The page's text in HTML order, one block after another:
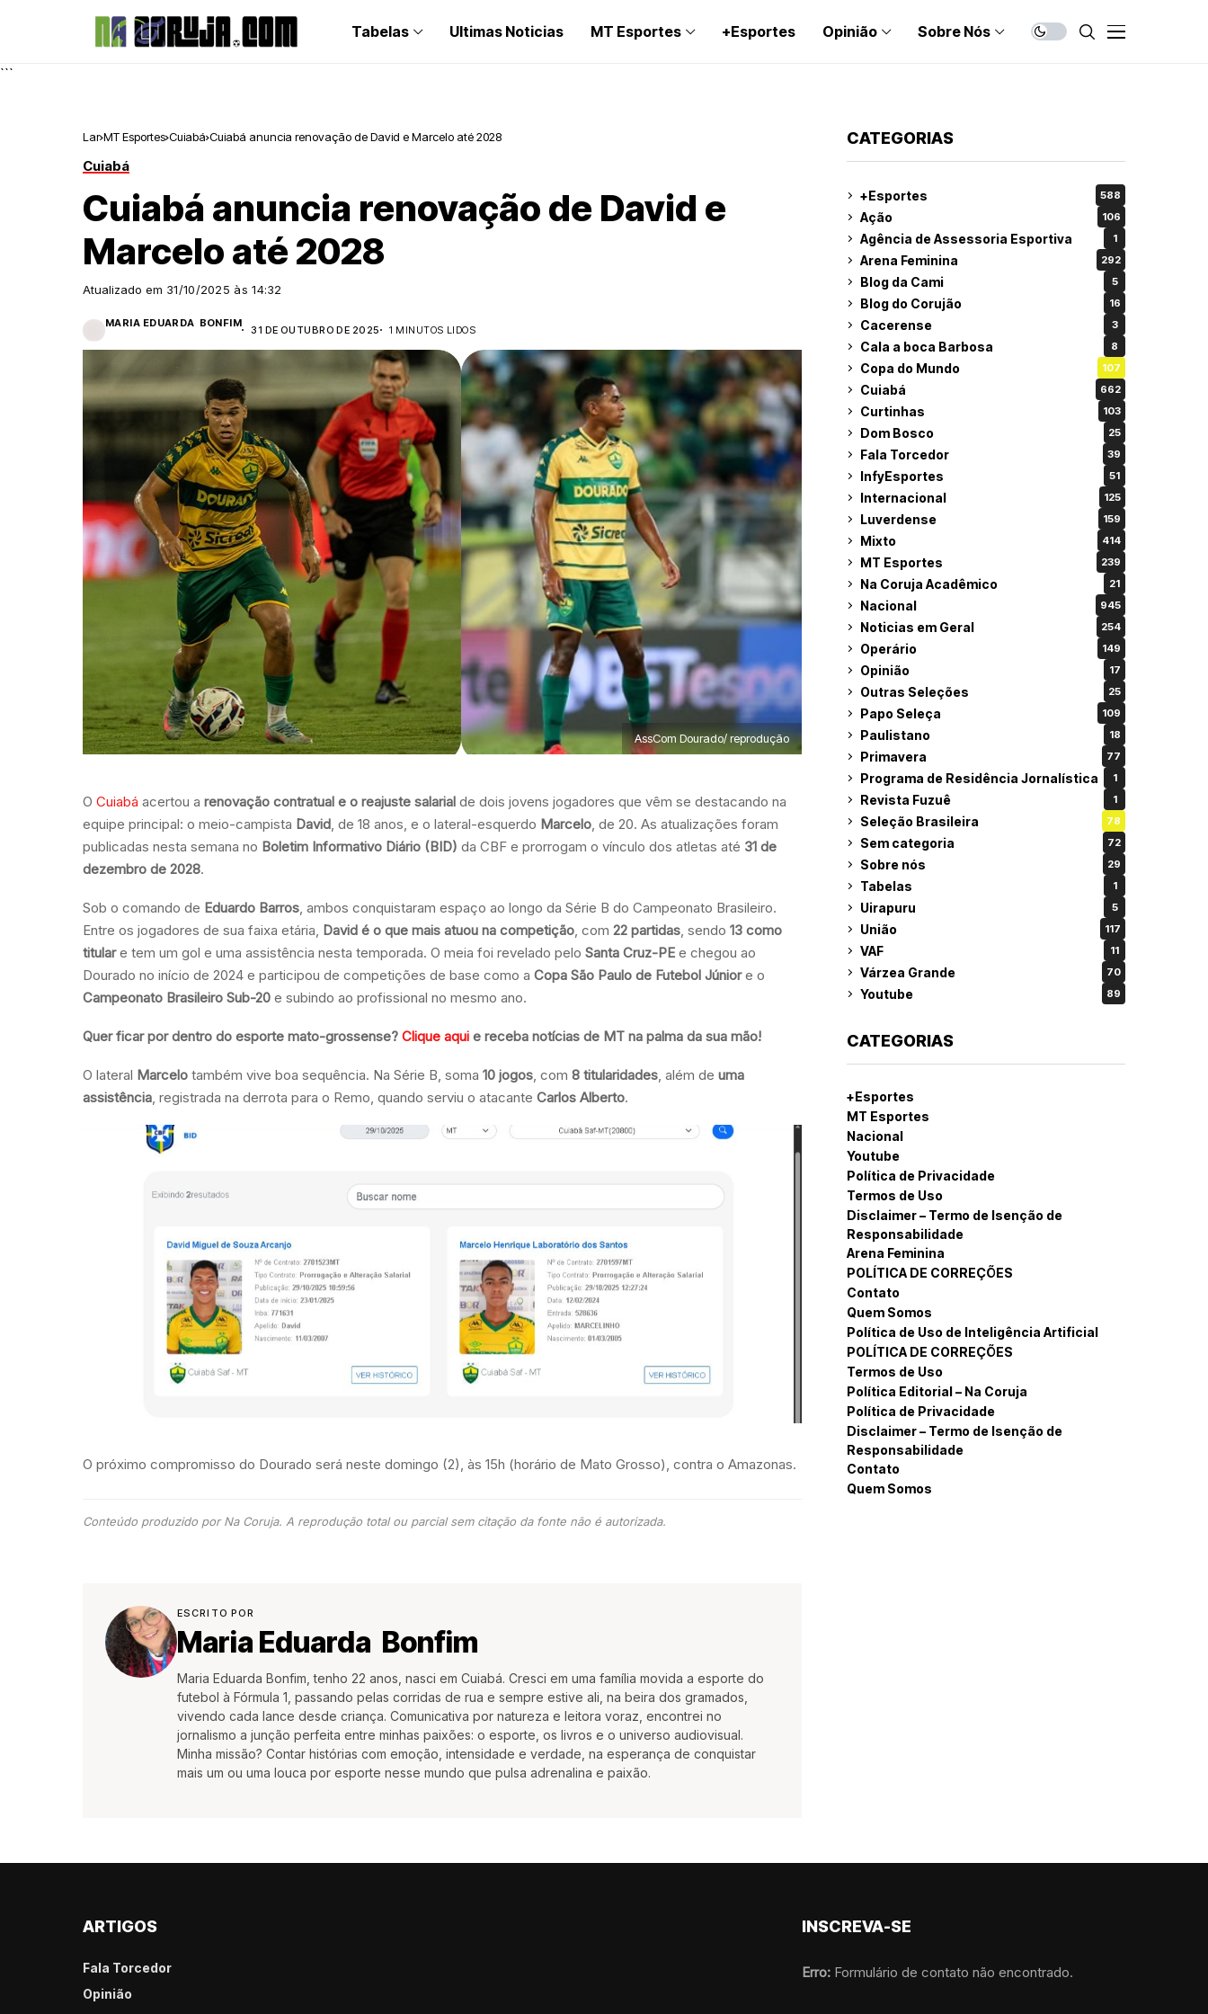
Tabelas Ultimas Noticias MT Esportes +Esportes Opinião Sobre Nós
```
Lar MT Esportes Cuiabá Cuiabá anuncia renovação de David e Marcelo até 2028
Cuiabá
Cuiabá anuncia renovação de David e
Marcelo até 2028
Atualizado em 31/10/2025 às 14:32
MARIA EDUARDA BONFIM
31 DE OUTUBRO DE 2025 1 MINUTOS LIDOS
AssCom Dourado/ reprodução
O Cuiabá acertou a renovação contratual e o reajuste salarial de dois jovens jogadores que vêm se destacando na
equipe principal: o meio-campista David , de 18 anos, e o lateral-esquerdo Marcelo , de 20. As atualizações foram
publicadas nesta semana no Boletim Informativo Diário (BID) da CBF e prorrogam o vínculo dos atletas até 31 de
dezembro de 2028.
Sob o comando de Eduardo Barros , ambos conquistaram espaço ao longo da Série B do Campeonato Brasileiro.
Entre os jogadores de sua faixa etária, David é o que mais atuou na competição , com 22 partidas , sendo 13 como
titulare tem um gol e uma assistência nesta temporada. O meia foi revelado pelo Santa Cruz-PE e chegou ao
Dourado no início de 2024 e participou de competições de base como a Copa São Paulo de Futebol Júniore o
Campeonato Brasileiro Sub-20 e subindo ao profissional no mesmo ano.
Quer ficar por dentro do esporte mato-grossense? Clique aqui e receba notícias de MT na palma da sua mão!
O lateral Marcelo também vive boa sequência. Na Série B, soma 10 jogos , com 8 titularidades , além de uma
assistência , registrada na derrota para o Remo, quando serviu o atacante Carlos Alberto.
O próximo compromisso do Dourado será neste domingo (2), às 15h (horário de Mato Grosso), contra o Amazonas.
Conteúdo produzido por Na Coruja. A reprodução total ou parcial sem citação da fonte não é autorizada.
ESCRITO POR
Maria Eduarda Bonfim
Maria Eduarda Bonfim, tenho 22 anos, nasci em Cuiabá. Cresci em uma família movida a esporte do
futebol à Fórmula 1, passando pelas corridas de rua e sempre estive ali, na beira dos gramados,
vivendo cada lance desde criança. Comunicativa por natureza e leitora voraz, encontrei no
jornalismo a junção perfeita entre minhas paixões: o esporte, os livros e o universo audiovisual.
Minha missão? Contar histórias com emoção, intensidade e verdade, na esperança de conquistar
mais um ou uma louca por esporte nesse mundo que pulsa adrenalina e paixão.
CATEGORIAS
+Esportes 588
Ação 106
Agência de Assessoria Esportiva 1
Arena Feminina 292
Blog da Cami 5
Blog do Corujão 16
Cacerense 3
Cala a boca Barbosa 8
Copa do Mundo 107
Cuiabá 662
Curtinhas 103
Dom Bosco 25
Fala Torcedor 39
InfyEsportes 51
Internacional 125
Luverdense 159
Mixto 414
MT Esportes 239
Na Coruja Acadêmico 21
Nacional 945
Noticias em Geral 254
Operário 149
Opinião 17
Outras Seleções 25
Papo Seleça 109
Paulistano 18
Primavera 77
Programa de Residência Jornalística 1
Revista Fuzuê 1
Seleção Brasileira 78
Sem categoria 72
Sobre nós 29
Tabelas 1
Uirapuru 5
União 117
VAF 11
Várzea Grande 70
Youtube 89
CATEGORIAS
+Esportes
MT Esportes
Nacional
Youtube
Política de Privacidade
Termos de Uso
Disclaimer – Termo de Isenção de
Responsabilidade
Arena Feminina
POLÍTICA DE CORREÇÕES
Contato
Quem Somos
Política de Uso de Inteligência Artificial
POLÍTICA DE CORREÇÕES
Termos de Uso
Política Editorial – Na Coruja
Política de Privacidade
Disclaimer – Termo de Isenção de
Responsabilidade
Contato
Quem Somos
ARTIGOS
Fala Torcedor
Opinião
INSCREVA-SE
Erro: Formulário de contato não encontrado.